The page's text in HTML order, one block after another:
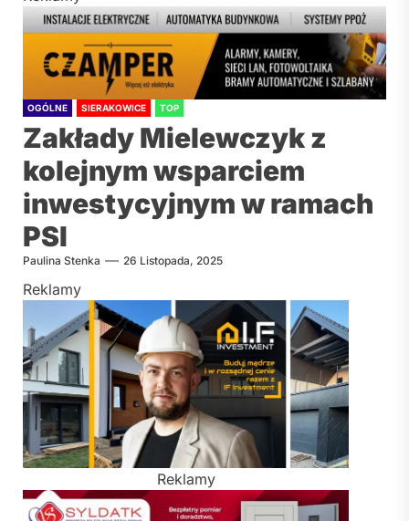
OGÓLNE SIERAKOWICE TOP
Zakłady Mielewczyk z
kolejnym wsparciem
inwestycyjnym w ramach
PSI
Paulina Stenka 26 Listopada, 2025
Reklamy
Reklamy